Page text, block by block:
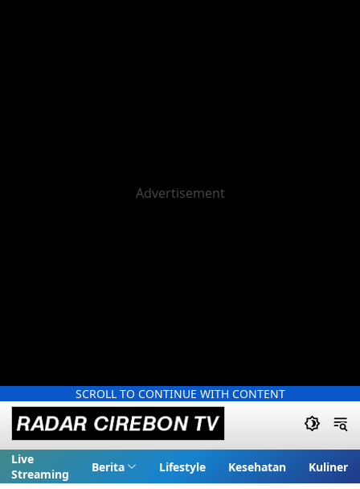
SCROLL TO CONTINUE WITH CONTENT
Live
Streaming
Berita Lifestyle Kesehatan Kuliner